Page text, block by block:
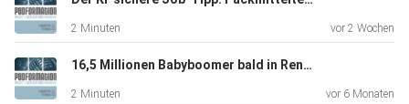
2 Minuten vor 2 Wochen
16,5 Millionen Babyboomer bald in Rente: KI-Projekt will Wissen bewahren
2 Minuten vor 6 Monaten